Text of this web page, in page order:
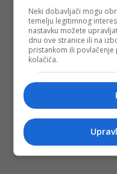
Neki dobavljači mogu
temelju legitimnog
nastavku možete
dnu ove stranice ili na
pristankom ili
kolačića.